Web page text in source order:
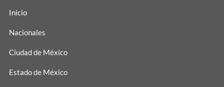
Inicio
Nacionales
Ciudad de México
Estado de México